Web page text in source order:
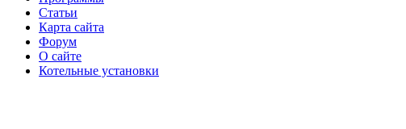
Статьи
Карта сайта
Форум
О сайте
Котельные установки